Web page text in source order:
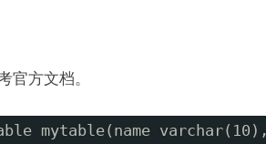
官方文档。
mytable(name